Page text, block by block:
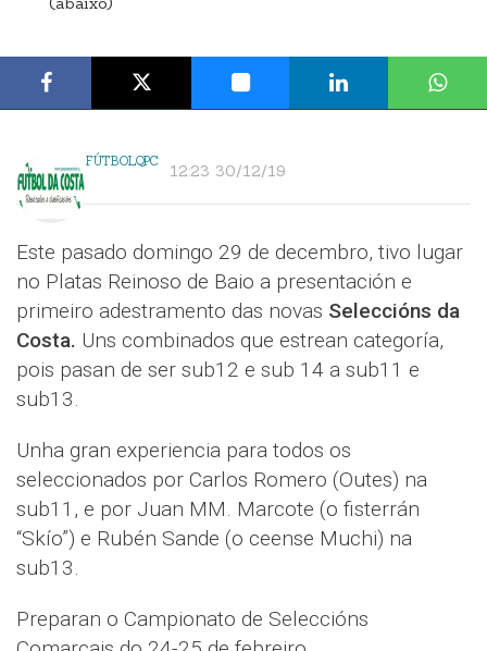
FÚTBOLQPC 12:23 30/12/19
Este pasado domingo 29 de decembro, tivo lugar
no Platas Reinoso de Baio a presentación e
primeiro adestramento das novas Seleccións da
Costa. Uns combinados que estrean categoría,
pois pasan de ser sub12 e sub 14 a sub11 e
sub13.
Unha gran experiencia para todos os
seleccionados por Carlos Romero (Outes) na
sub11, e por Juan MM. Marcote (o fisterrán
“Skío”) e Rubén Sande (o ceense Muchi) na
sub13.
Preparan o Campionato de Seleccións